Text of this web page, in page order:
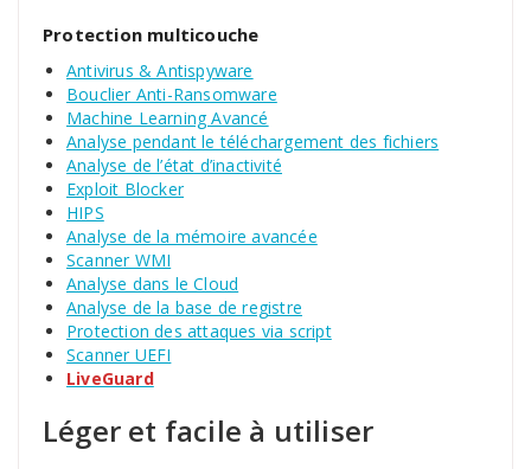
Protection multicouche
Antivirus & Antispyware
Bouclier Anti-Ransomware
Machine Learning Avancé
Analyse pendant le téléchargement des fichiers
Analyse de l’état d’inactivité
Exploit Blocker
HIPS
Analyse de la mémoire avancée
Scanner WMI
Analyse dans le Cloud
Analyse de la base de registre
Protection des attaques via script
Scanner UEFI
LiveGuard
Léger et facile à utiliser